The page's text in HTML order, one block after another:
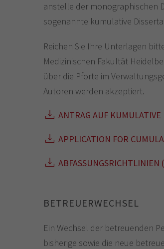
anstelle der monographischen
sogenannte kumulative
Reichen Sie Ihre Unterlagen
Medizinischen Fakultät
über die Pforte im
Autoren werden akzeptiert.
ANTRAG AUF KUMULATIVE
APPLICATION FOR
ABFASSUNGSRICHTLINIEN
BETREUERWECHSEL
Ein Wechsel der betreuenden
bisherige sowie die neue